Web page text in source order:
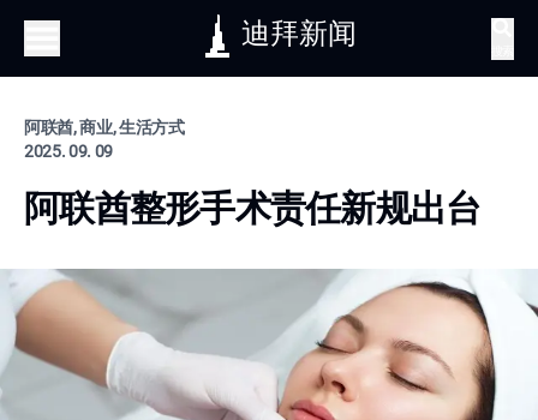
迪拜新闻
阿联酋, 商业, 生活方式
2025. 09. 09
阿联酋整形手术责任新规出台